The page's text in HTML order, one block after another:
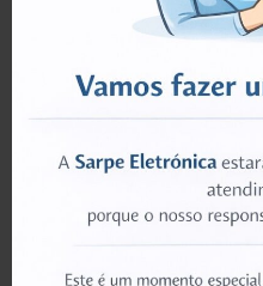
PRODUTOS RELACIONADOS